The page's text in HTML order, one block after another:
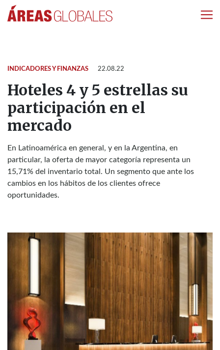
INDICADORES Y FINANZAS 22.08.22
Hoteles 4 y 5 estrellas su
participación en el
mercado
En Latinoamérica en general, y en la Argentina, en
particular, la oferta de mayor categoría representa un
15,71% del inventario total. Un segmento que ante los
cambios en los hábitos de los clientes ofrece
oportunidades.